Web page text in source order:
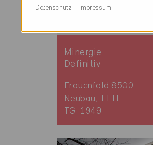
Minergie
Definitiv
Frauenfeld 8500
Neubau, EFH
TG-1949
Datenschutz Impressum